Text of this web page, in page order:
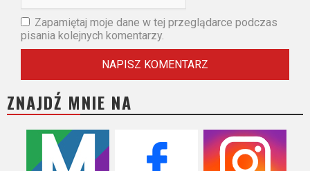
Zapamiętaj moje dane w tej przeglądarce podczas
pisania kolejnych komentarzy.
ZNAJDŹ MNIE NA